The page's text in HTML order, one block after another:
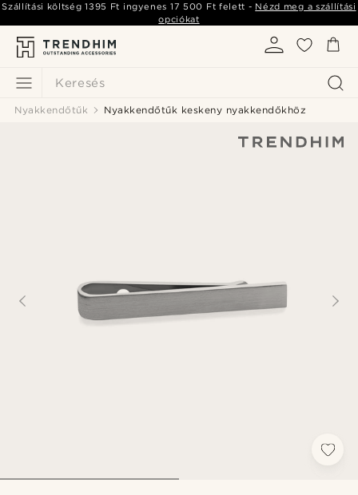
Keresés
Szállítási költség1395 Ft ingyenes 17 500 Ft felett - Nézd meg a szállítási
opciókat
Nyakkendőtűk Nyakkendőtűk keskeny nyakkendőkhöz